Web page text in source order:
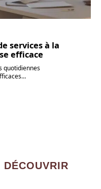
services à la
efficace
quotidiennes
…
DÉCOUVRIR